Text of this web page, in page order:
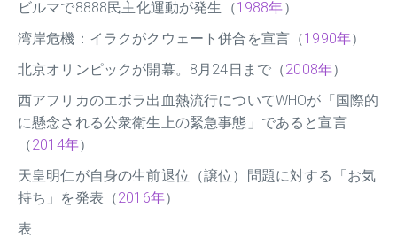
ビルマで8888民主化運動が発生（1988年）
湾岸危機：イラクがクウェート併合を宣言（1990年）
北京オリンピックが開幕。8月24日まで（2008年）
西アフリカのエボラ出血熱流行についてWHOが「国際的
に懸念される公衆衛生上の緊急事態」であると宣言
（2014年）
天皇明仁が自身の生前退位（譲位）問題に対する「お気
持ち」を発表（2016年）
表